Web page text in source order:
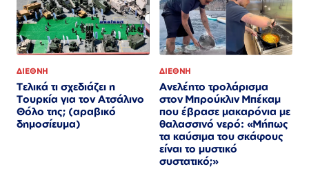
ΔΙΕΘΝΗ
Τελικά τι σχεδιάζει η
Τουρκία για τον Ατσάλινο
Θόλο της; (αραβικό
δημοσίευμα)
ΔΙΕΘΝΗ
Ανελέητο τρολάρισμα
στον Μπρούκλιν Μπέκαμ
που έβρασε μακαρόνια με
θαλασσινό νερό: «Μήπως
τα καύσιμα του σκάφους
είναι το μυστικό
συστατικό;»